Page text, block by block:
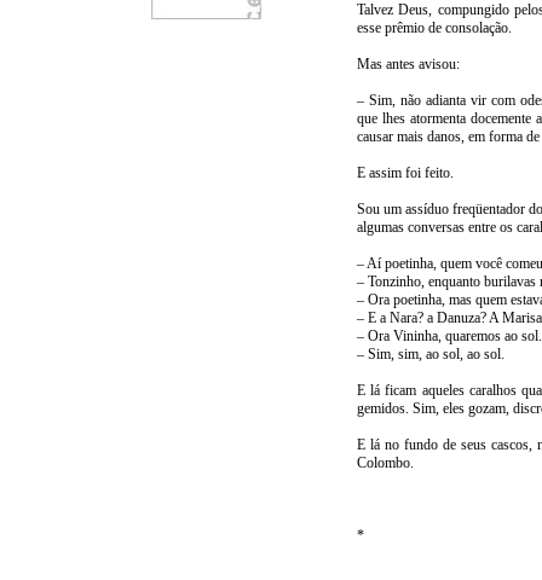
Talvez Deus, compungido
esse prêmio de consolação.
Mas antes avisou:
– Sim, não adianta vir com
que lhes atormenta docemente
causar mais danos, em forma
E assim foi feito.
Sou um assíduo freqüentador
algumas conversas entre os
–Aí poetinha, quem você
– Tonzinho, enquanto burilavas
– Ora poetinha, mas quem
– E a Nara? a Danuza? A
– Ora Vininha, quaremos ao
– Sim, sim, ao sol, ao sol.
E lá ficam aqueles caralhos
gemidos. Sim, eles gozam,
E lá no fundo de seus cascos,
Colombo.
*